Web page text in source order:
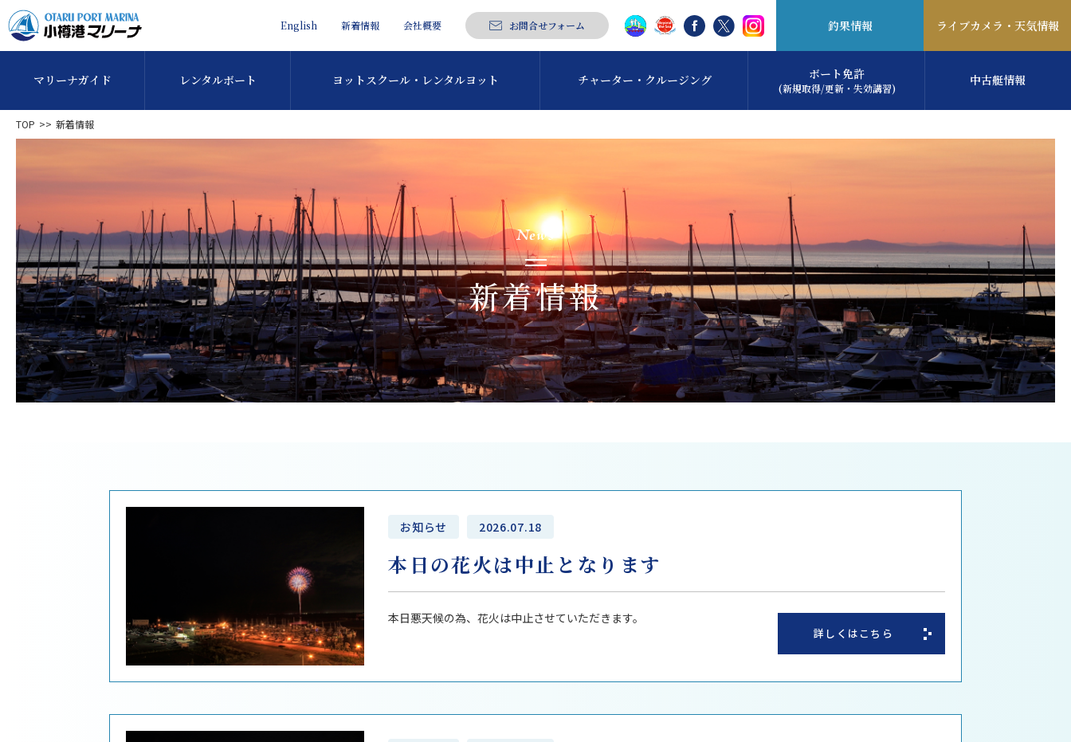
English 新着情報 会社概要 お問合せフォーム 釣果情報 ライブカメラ・ 天気情報
マリーナガイド レンタルボート ヨットスクール・ レンタルヨット チャーター・ クルージング ボート免許
(新規取得/更新・失効講習) 中古艇情報
TOP 新着情報
News
新着情報
お知らせ 2026.07.18
本日の花火は中止となります
本日悪天候の為、花火は中止させていただきます。
詳しくはこちら